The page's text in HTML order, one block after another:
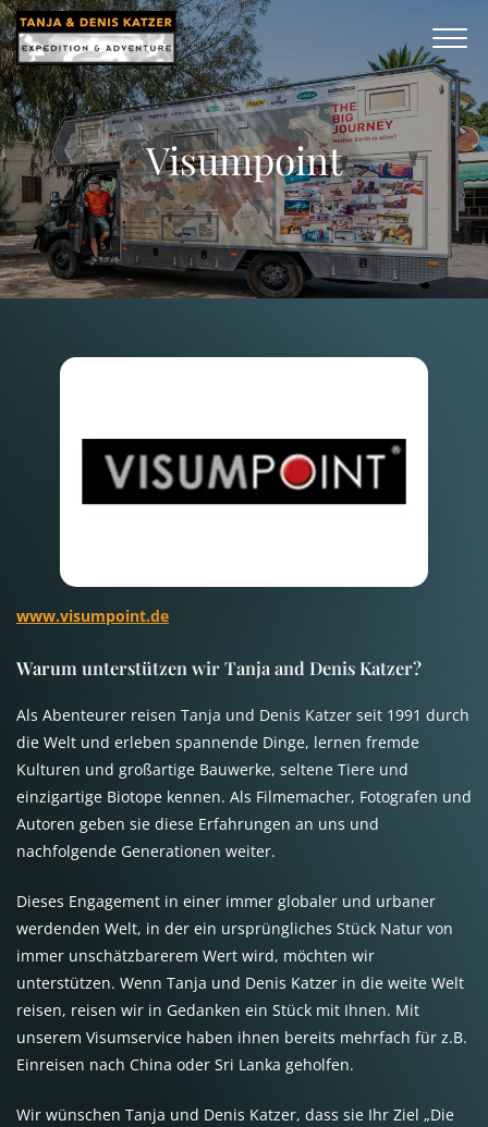
Visumpoint
www.visumpoint.de
Warum unterstützen wir Tanja and Denis Katzer?
Als Abenteurer reisen Tanja und Denis Katzer seit 1991 durch
die Welt und erleben spannende Dinge, lernen fremde
Kulturen und großartige Bauwerke, seltene Tiere und
einzigartige Biotope kennen. Als Filmemacher, Fotografen und
Autoren geben sie diese Erfahrungen an uns und
nachfolgende Generationen weiter.
Dieses Engagement in einer immer globaler und urbaner
werdenden Welt, in der ein ursprüngliches Stück Natur von
immer unschätzbarerem Wert wird, möchten wir
unterstützen. Wenn Tanja und Denis Katzer in die weite Welt
reisen, reisen wir in Gedanken ein Stück mit Ihnen. Mit
unserem Visumservice haben ihnen bereits mehrfach für z.B.
Einreisen nach China oder Sri Lanka geholfen.
Wir wünschen Tanja und Denis Katzer, dass sie Ihr Ziel „Die